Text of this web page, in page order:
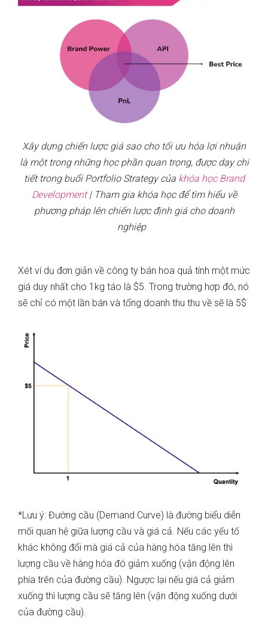
Xây dựng chiến lược giá sao cho tối ưu hóa lợi nhuận
là một trong những học phần quan trọng, được dạy chi
tiết trong buổi Portfolio Strategy của khóa học Brand
Development| Tham gia khóa học để tìm hiểu về
phương pháp lên chiến lược định giá cho doanh
nghiệp
Xét ví dụ đơn giản về công ty bán hoa quả tính một mức
giá duy nhất cho 1kg táo là $5. Trong trường hợp đó, nó
sẽ chỉ có một lần bán và tổng doanh thu thu về sẽ là 5$
*Lưu ý: Đường cầu (Demand Curve) là đường biểu diễn
mối quan hệ giữa lượng cầu và giá cả. Nếu các yếu tố
khác không đổi mà giá cả của hàng hóa tăng lên thì
lượng cầu về hàng hóa đó giảm xuống (vận động lên
phía trên của đường cầu). Ngược lại nếu giá cả giảm
xuống thì lượng cầu sẽ tăng lên (vận động xuống dưới
của đường cầu).